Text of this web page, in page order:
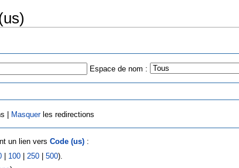
Espace de nom :
| Masquerles redirections
un lien vers Code (us) :
100 250 500).